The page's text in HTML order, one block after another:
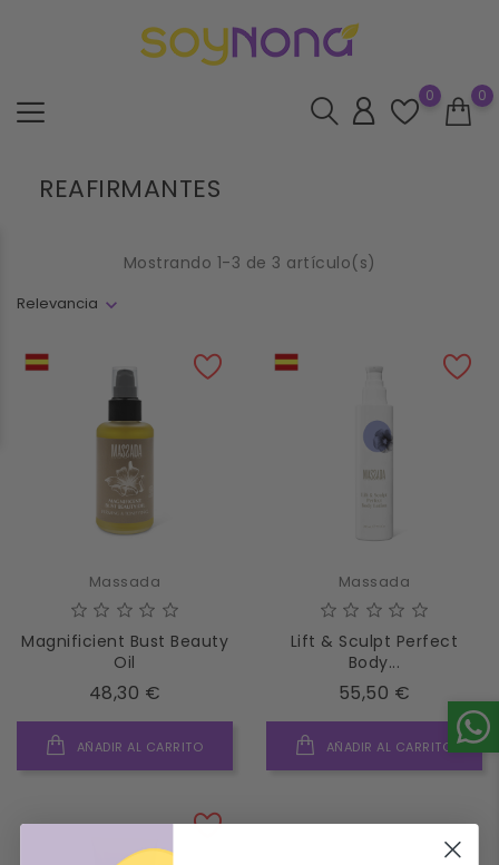
0
0
REAFIRMANTES
Relevancia
Mostrando 1-3 de 3 artículo(s)
Massada
Magnificient Bust Beauty
Oil
48,30 €
AÑADIR AL CARRITO
Massada
Lift & Sculpt Perfect
Body...
55,50 €
AÑADIR AL CARRITO